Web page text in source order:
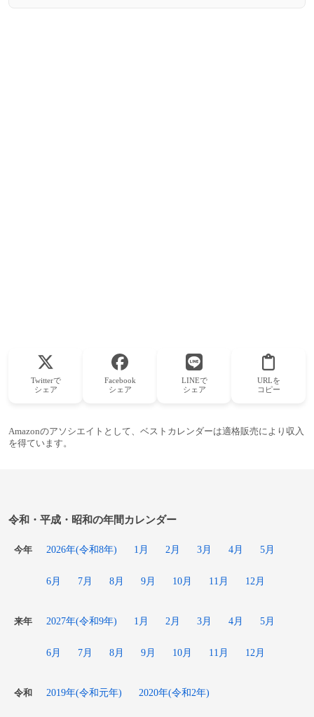
Twitterで
シェア
Facebook
シェア
LINEで
シェア
URLを
コピー
Amazonのアソシエイトとして、ベストカレンダーは適格販売により収入
を得ています。
令和・平成・昭和の年間カレンダー
今年 2026年(令和8年) 1月 2月 3月 4月 5月
6月 7月 8月 9月 10月 11月 12月
来年 2027年(令和9年) 1月 2月 3月 4月 5月
6月 7月 8月 9月 10月 11月 12月
令和 2019年(令和元年) 2020年(令和2年)